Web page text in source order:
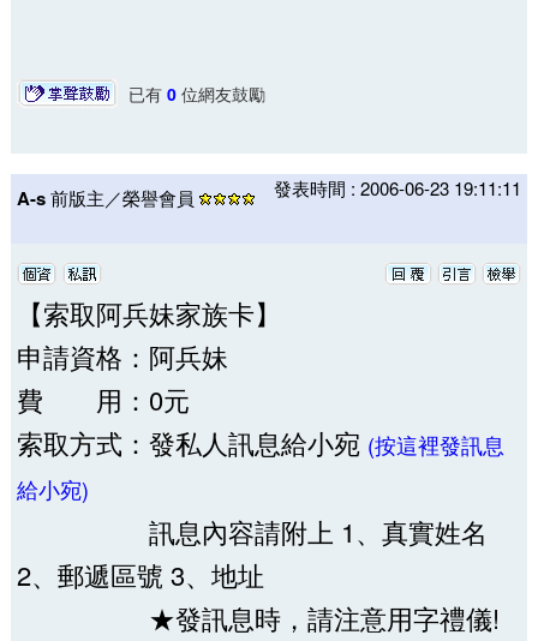
已有 0位網友鼓勵
A-s前版主／榮譽會員 發表時間 : 2006-06-23 19:11:11
【索取阿兵妹家族卡】
申請資格：阿兵妹
費 用：0元
索取方式：發私人訊息給小宛 (按這裡發訊息
給小宛)
訊息內容請附上 1、真實姓名
2、郵遞區號 3、地址
★發訊息時，請注意用字禮儀!